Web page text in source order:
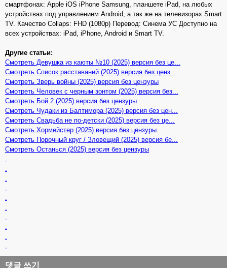
смартфонах: Apple iOS iPhone Samsung, планшете iPad, на любых
устройствах под управлением Android, а так же на телевизорах Smart
TV. Качество Collaps: FHD (1080p) Перевод: Синема УС Доступно на
всех устройствах: iPad, iPhone, Android и Smart TV.
Другие статьи:
Смотреть Девушка из каюты №10 (2025) версия без це...
Смотреть Список расставаний (2025) версия без ценз...
Смотреть Зверь войны (2025) версия без цензуры
Смотреть Человек с черным зонтом (2025) версия без...
Смотреть Бой 2 (2025) версия без цензуры
Смотреть Чудаки из Балтимора (2025) версия без цен...
Смотреть Свадьба не по-детски (2025) версия без це...
Смотреть Хормейстер (2025) версия без цензуры
Смотреть Порочный круг / Зловещий (2025) версия бе...
Смотреть Останься (2025) версия без цензуры
.
.
.
.
.
.
.
.
.
.
댓글 쓰기